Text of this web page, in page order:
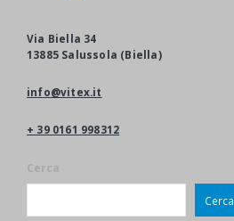
Via Biella 34
13885 Salussola (Biella)
info@vitex.it
+ 39 0161 998312
Cerca
Cerca